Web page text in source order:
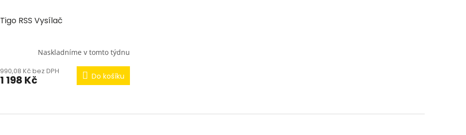
Tigo RSS Vysílač
Naskladníme v tomto týdnu
990,08 Kč bez DPH
1 198 Kč Do košíku
v